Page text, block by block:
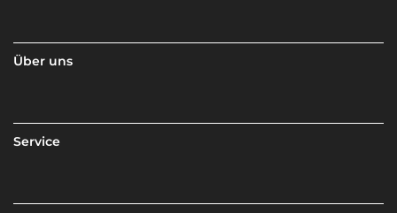
Über uns
Service